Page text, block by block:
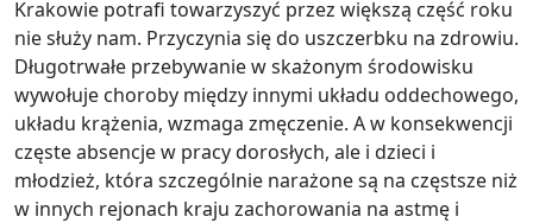
Krakowie potrafi towarzyszyć przez większą część roku
nie służy nam. Przyczynia się do uszczerbku na zdrowiu.
Długotrwałe przebywanie w skażonym środowisku
wywołuje choroby między innymi układu oddechowego,
układu krążenia, wzmaga zmęczenie. A w konsekwencji
częste absencje w pracy dorosłych, ale i dzieci i
młodzież, która szczególnie narażone są na częstsze niż
w innych rejonach kraju zachorowania na astmę i